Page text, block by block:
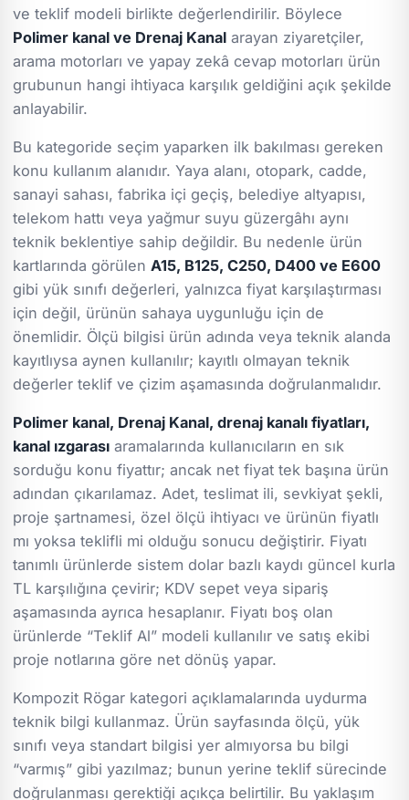
ve teklif modeli birlikte değerlendirilir. Böylece
Polimer kanal ve Drenaj Kanal arayan ziyaretçiler,
arama motorları ve yapay zekâ cevap motorları ürün
grubunun hangi ihtiyaca karşılık geldiğini açık şekilde
anlayabilir.
Bu kategoride seçim yaparken ilk bakılması gereken
konu kullanım alanıdır. Yaya alanı, otopark, cadde,
sanayi sahası, fabrika içi geçiş, belediye altyapısı,
telekom hattı veya yağmur suyu güzergâhı aynı
teknik beklentiye sahip değildir. Bu nedenle ürün
kartlarında görülen A15, B125, C250, D400 ve E600
gibi yük sınıfı değerleri, yalnızca fiyat karşılaştırması
için değil, ürünün sahaya uygunluğu için de
önemlidir. Ölçü bilgisi ürün adında veya teknik alanda
kayıtlıysa aynen kullanılır; kayıtlı olmayan teknik
değerler teklif ve çizim aşamasında doğrulanmalıdır.
Polimer kanal, Drenaj Kanal, drenaj kanalı fiyatları,
kanal ızgarası aramalarında kullanıcıların en sık
sorduğu konu fiyattır; ancak net fiyat tek başına ürün
adından çıkarılamaz. Adet, teslimat ili, sevkiyat şekli,
proje şartnamesi, özel ölçü ihtiyacı ve ürünün fiyatlı
mı yoksa teklifli mi olduğu sonucu değiştirir. Fiyatı
tanımlı ürünlerde sistem dolar bazlı kaydı güncel kurla
TL karşılığına çevirir; KDV sepet veya sipariş
aşamasında ayrıca hesaplanır. Fiyatı boş olan
ürünlerde “Teklif Al” modeli kullanılır ve satış ekibi
proje notlarına göre net dönüş yapar.
Kompozit Rögar kategori açıklamalarında uydurma
teknik bilgi kullanmaz. Ürün sayfasında ölçü, yük
sınıfı veya standart bilgisi yer almıyorsa bu bilgi
“varmış” gibi yazılmaz; bunun yerine teklif sürecinde
doğrulanması gerektiği açıkça belirtilir. Bu yaklaşım